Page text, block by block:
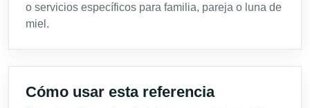
o servicios específicos para familia, pareja o luna de
miel.
Cómo usar esta referencia